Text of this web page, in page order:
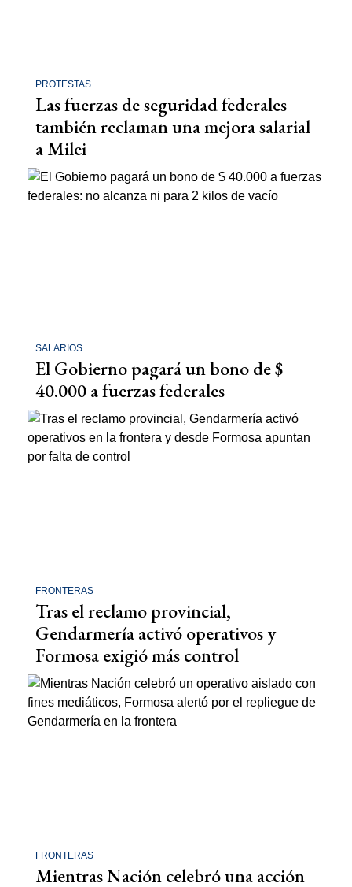
PROTESTAS
Las fuerzas de seguridad federales
también reclaman una mejora salarial
a Milei
SALARIOS
El Gobierno pagará un bono de $
40.000 a fuerzas federales
FRONTERAS
Tras el reclamo provincial,
Gendarmería activó operativos y
Formosa exigió más control
FRONTERAS
Mientras Nación celebró una acción